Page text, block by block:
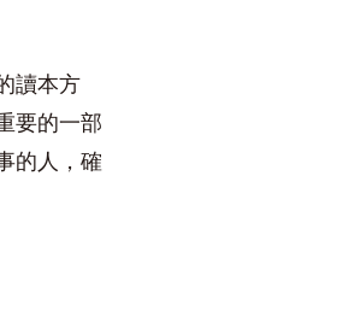
讀本方
要的一部
的人，確